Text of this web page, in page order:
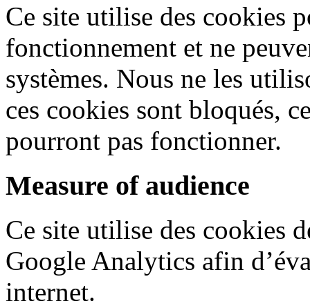
Ce site utilise des cookies
fonctionnement et ne
systèmes. Nous ne les
ces cookies sont bloqués,
pourront pas fonctionner.
Measure of audience
Ce site utilise des cookies
Google Analytics afin
internet.